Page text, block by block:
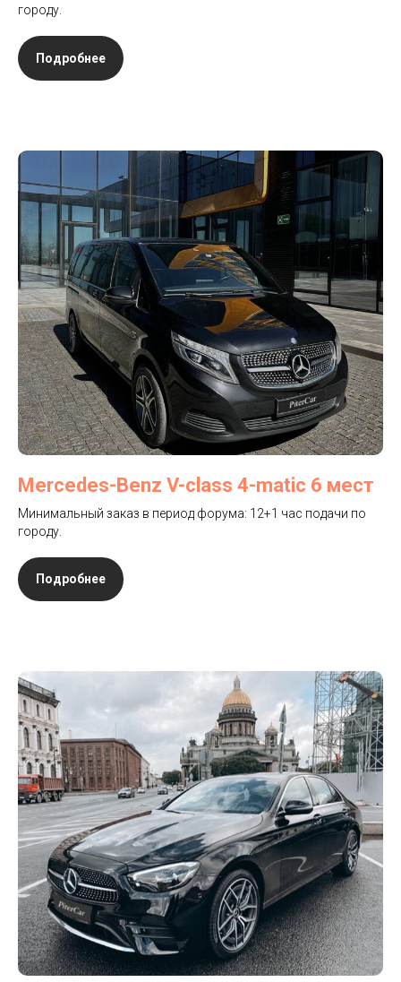
городу.
Подробнее
Mercedes-Benz V-class 4-matic 6 мест
Минимальный заказ в период форума: 12+1 час подачи по
городу.
Подробнее